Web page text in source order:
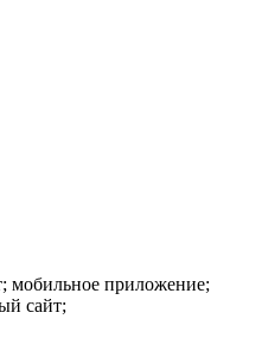
мобильное приложение;
сайт;